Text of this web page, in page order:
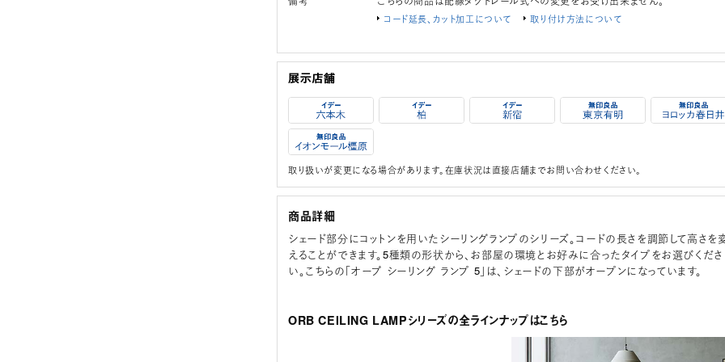
コード延長、カット加工について 取り付け方法について
取り扱いが変更になる場合があります。在庫状況は直接店舗までお問い合わせください。
商品詳細
シェード部分にコットンを用いたシーリングランプのシリーズ。コードの長さを調節して高さを
えることができます。5種類の形状から、お部屋の環境とお好みに合ったタイプをお選びくださ
い。こちらの「オーブ シーリング ランプ 5」は、シェードの下部がオープンになっています。
ORB CEILING LAMPシリーズの全ラインナップはこちら